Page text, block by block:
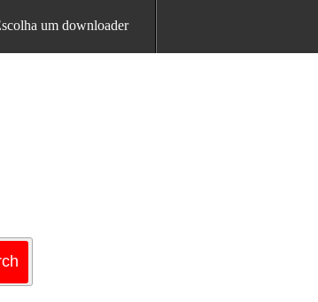
um downloader